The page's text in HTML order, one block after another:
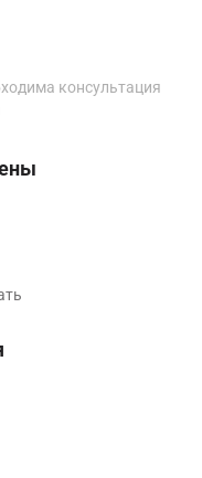
консультация